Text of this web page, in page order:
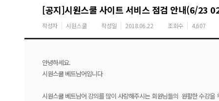
[공지]시원스쿨 사이트 서비스 점검 안내(6/23
작성자 시원스쿨 작성일 2018.06.22 조회수 4,607
안녕하세요.
시원스쿨 베트남어입니다
시원스쿨 베트남어 강의를 많이 사랑해주시는 회원님들의 원활한 수강을